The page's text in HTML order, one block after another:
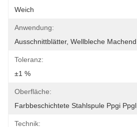
Weich
Anwendung:
Ausschnittblätter, Wellbleche Machend
Toleranz:
±1 %
Oberfläche:
Farbbeschichtete Stahlspule Ppgi Ppgl
Technik: